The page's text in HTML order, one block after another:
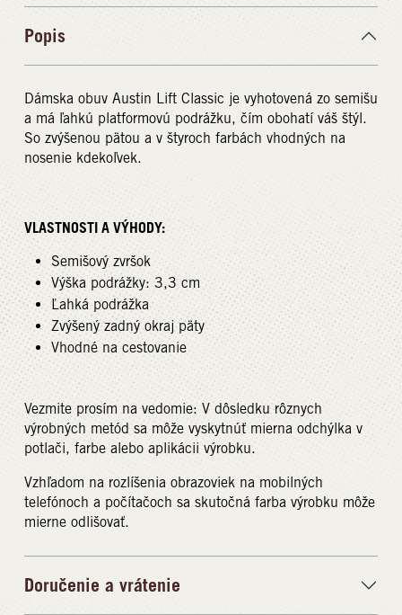
Popis
Dámska obuv Austin Lift Classic je vyhotovená zo semišu
a má ľahkú platformovú podrážku, čím obohatí váš štýl.
So zvýšenou pätou a v štyroch farbách vhodných na
nosenie kdekoľvek.
VLASTNOSTI A VÝHODY:
Semišový zvršok
Výška podrážky: 3,3 cm
Ľahká podrážka
Zvýšený zadný okraj päty
Vhodné na cestovanie
Vezmite prosím na vedomie: V dôsledku rôznych
výrobných metód sa môže vyskytnúť mierna odchýlka v
potlači, farbe alebo aplikácii výrobku.
Vzhľadom na rozlíšenia obrazoviek na mobilných
telefónoch a počítačoch sa skutočná farba výrobku môže
mierne odlišovať.
Doručenie a vrátenie